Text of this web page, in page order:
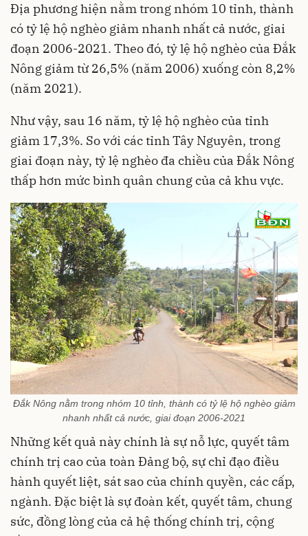
Địa phương hiện nằm trong nhóm 10 tỉnh, thành
có tỷ lệ hộ nghèo giảm nhanh nhất cả nước, giai
đoạn 2006-2021. Theo đó, tỷ lệ hộ nghèo của Đắk
Nông giảm từ 26,5% (năm 2006) xuống còn 8,2%
(năm 2021).
Như vậy, sau 16 năm, tỷ lệ hộ nghèo của tỉnh
giảm 17,3%. So với các tỉnh Tây Nguyên, trong
giai đoạn này, tỷ lệ nghèo đa chiều của Đắk Nông
thấp hơn mức bình quân chung của cả khu vực.
Đắk Nông nằm trong nhóm 10 tỉnh, thành có tỷ lệ hộ nghèo giảm
nhanh nhất cả nước, giai đoạn 2006-2021
Những kết quả này chính là sự nỗ lực, quyết tâm
chính trị cao của toàn Đảng bộ, sự chỉ đạo điều
hành quyết liệt, sát sao của chính quyền, các cấp,
ngành. Đặc biệt là sự đoàn kết, quyết tâm, chung
sức, đồng lòng của cả hệ thống chính trị, cộng